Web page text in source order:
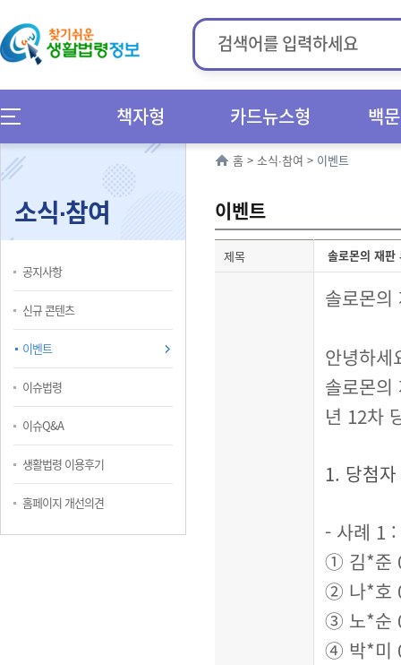
책자형 카드뉴스형 백
소식∙참여
공지사항
신규 콘텐츠
이벤트
이슈법령
이슈Q&A
생활법령 이용후기
홈페이지 개선의견
홈 > 소식∙참여 > 이벤트
이벤트
제목 솔로몬의 재
솔로몬
안녕하세
솔로몬의
년 12차
1. 당첨
- 사례 1 :
① 김*준
② 나*호
③ 노*순
④ 박*미